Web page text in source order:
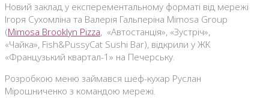
Новий заклад у експерементальному форматі від мережі
Ігоря Сухомліна та Валерія Гальперіна Mimosa Group
(Mimosa Brooklyn Pizza, «Автостанція», «Зустріч»,
«Чайка», Fish&PussyCat Sushi Bar), відкрили у ЖК
«Французький квартал-1» на Печерську.
Розробкою меню займався шеф-кухар Руслан
Мірошниченко з командою мережі.